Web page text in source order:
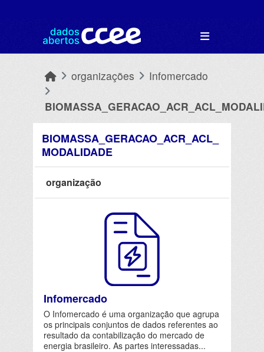
organizações Infomercado
BIOMASSA_GERACAO_ACR_ACL_
MODALIDADE
organização
Infomercado
O Infomercado é uma organização que agrupa
os principais conjuntos de dados referentes ao
resultado da contabilização do mercado de
energia brasileiro. As partes interessadas...